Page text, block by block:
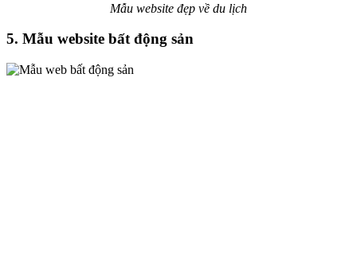
Mẫu website đẹp về du lịch
5. Mẫu website bất động sản